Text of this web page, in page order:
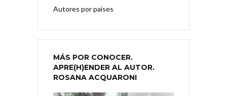
Autores por países
MÁS POR CONOCER.
APRE(H)ENDER AL AUTOR.
ROSANA ACQUARONI